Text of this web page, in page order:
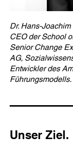
Dr. Hans-
CEO der School
Senior Change
AG,
Entwickler des
Führungsmodells.
Unser Ziel.